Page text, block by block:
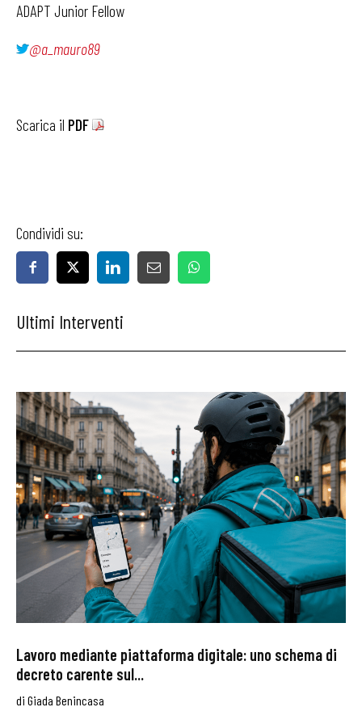
ADAPT Junior Fellow
@a_mauro89
Scarica il PDF
Condividi su:
Ultimi Interventi
Lavoro mediante piattaforma digitale: uno schema di
decreto carente sul...
di Giada Benincasa